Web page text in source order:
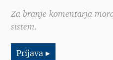
Za branje komentarja
sistem.
Prijava